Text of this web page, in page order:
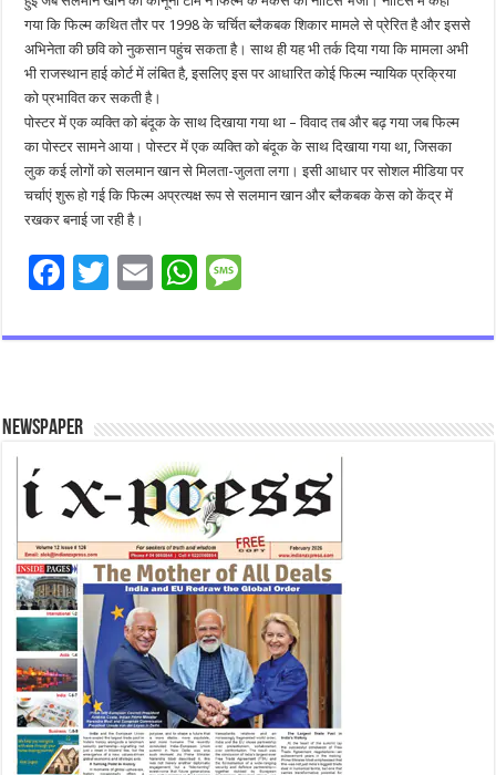
गया कि फिल्म कथित तौर पर 1998 के चर्चित ब्लैकबक शिकार मामले से प्रेरित है और इससे
अभिनेता की छवि को नुकसान पहुंच सकता है। साथ ही यह भी तर्क दिया गया कि मामला अभी
भी राजस्थान हाई कोर्ट में लंबित है, इसलिए इस पर आधारित कोई फिल्म न्यायिक प्रक्रिया
को प्रभावित कर सकती है।
पोस्टर में एक व्यक्ति को बंदूक के साथ दिखाया गया था – विवाद तब और बढ़ गया जब फिल्म
का पोस्टर सामने आया। पोस्टर में एक व्यक्ति को बंदूक के साथ दिखाया गया था, जिसका
लुक कई लोगों को सलमान खान से मिलता-जुलता लगा। इसी आधार पर सोशल मीडिया पर
चर्चाएं शुरू हो गई कि फिल्म अप्रत्यक्ष रूप से सलमान खान और ब्लैकबक केस को केंद्र में
रखकर बनाई जा रही है।
F
e
o
k
T
tt
E
ai
W
at
p
p
sa
e
Newspaper